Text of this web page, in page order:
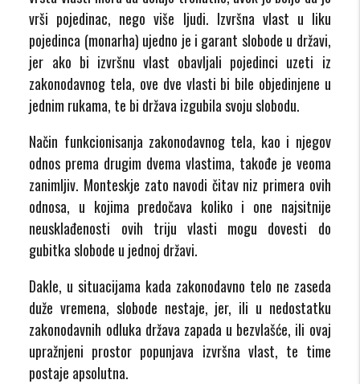
vrši pojedinac, nego više ljudi. Izvršna vlast u liku
pojedinca (monarha) ujedno je i garant slobode u državi,
jer ako bi izvršnu vlast obavljali pojedinci uzeti iz
zakonodavnog tela, ove dve vlasti bi bile objedinjene u
jednim rukama, te bi država izgubila svoju slobodu.
Način funkcionisanja zakonodavnog tela, kao i njegov
odnos prema drugim dvema vlastima, takođe je veoma
zanimljiv. Monteskje zato navodi čitav niz primera ovih
odnosa, u kojima predočava koliko i one najsitnije
neusklađenosti ovih triju vlasti mogu dovesti do
gubitka slobode u jednoj državi.
Dakle, u situacijama kada zakonodavno telo ne zaseda
duže vremena, slobode nestaje, jer, ili u nedostatku
zakonodavnih odluka država zapada u bezvlašće, ili ovaj
upražnjeni prostor popunjava izvršna vlast, te time
postaje apsolutna.